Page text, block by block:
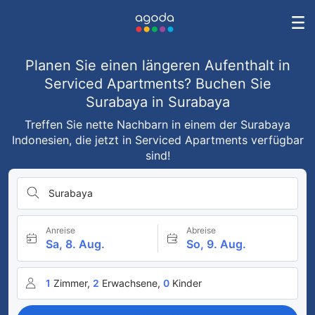
Planen Sie einen längeren Aufenthalt in
Serviced Apartments? Buchen Sie
Surabaya in Surabaya
Treffen Sie nette Nachbarn in einem der Surabaya
Indonesien, die jetzt in Serviced Apartments verfügbar
sind!
Surabaya
Anreise
Sa, 8. Aug.
Abreise
So, 9. Aug.
1 Zimmer, 2 Erwachsene, 0 Kinder